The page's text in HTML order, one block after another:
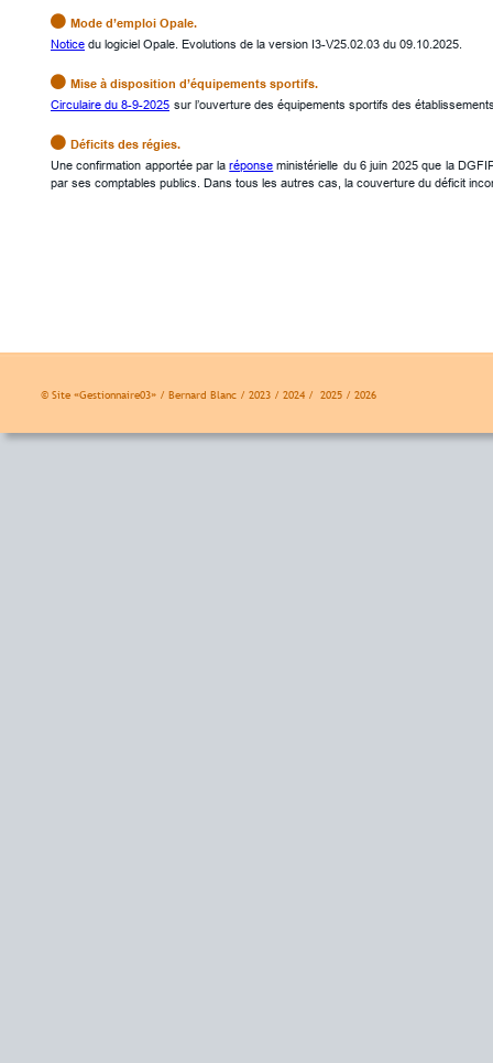
© Site «Gestionnaire03» / Bernard Blanc / 2023 / 2024 /  2025 / 2026
 Mode d’emploi Opale.
Notice du logiciel Opale. Evolutions de la version I3-V25.02.03 du 09.10.2025.
 Mise à disposition d’équipements sportifs.
Circulaire du 8-9-2025 sur l’ouverture des équipements sportifs des
 Déficits des régies.
Une confirmation apportée par la réponse ministérielle du 6 juin 2025 que la
par ses comptables publics. Dans tous les autres cas, la couverture du déficit